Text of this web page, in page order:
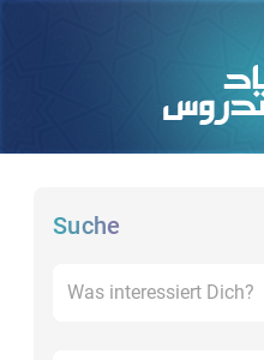
Suche